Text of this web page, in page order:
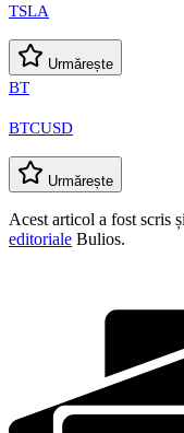
TSLA
Urmărește
BT
BTCUSD
Urmărește
Acest articol a fost scris
editoriale Bulios.